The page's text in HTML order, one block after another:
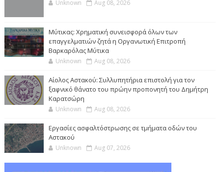
Unknown Aug 08, 2026
Μύτικας: Χρηματική συνεισφορά όλων των
επαγγελματιών ζητά η Οργανωτική Επιτροπή
Βαρκαρόλας Μύτικα
Unknown Aug 08, 2026
Αίολος Αστακού: Συλλυπητήρια επιστολή για τον
ξαφνικό θάνατο του πρώην προπονητή του Δημήτρη
Καρατσώρη
Unknown Aug 08, 2026
Εργασίες ασφαλτόστρωσης σε τμήματα οδών του
Αστακού
Unknown Aug 07, 2026